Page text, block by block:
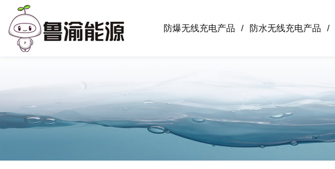
防爆无线充电产品 防水无线充电产品